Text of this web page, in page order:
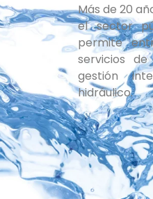
Más de 20
el sector
permite
servicios
gestión
hidráulico.